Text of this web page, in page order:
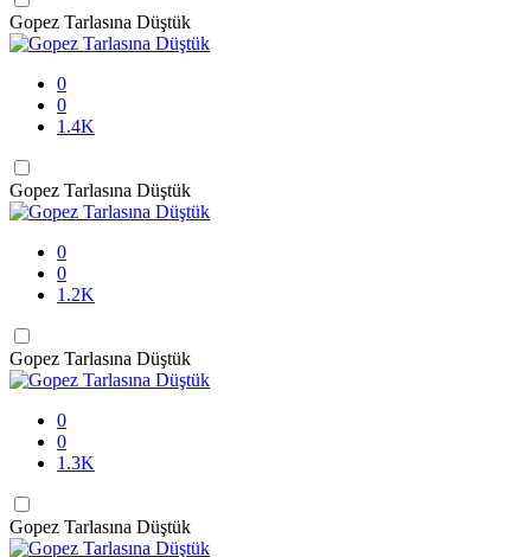
Gopez Tarlasına Düştük
0
0
1.4K
Gopez Tarlasına Düştük
0
0
1.2K
Gopez Tarlasına Düştük
0
0
1.3K
Gopez Tarlasına Düştük